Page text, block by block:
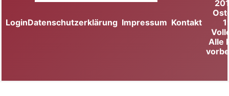
LoginDatenschutzerklärung Impressum Kontakt
Alle